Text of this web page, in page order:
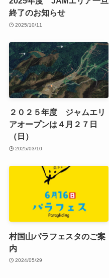
終了のお知らせ
2025/10/11
２０２５年度 ジャムエリ
アオープンは４月２７日
（日）
2025/03/10
村国山パラフェスタのご案
内
2024/05/29